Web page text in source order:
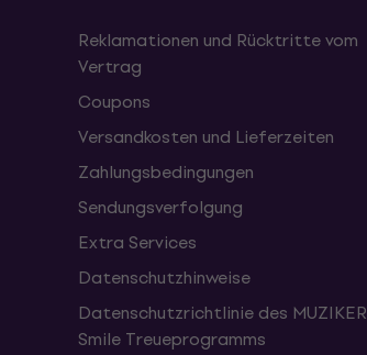
Reklamationen und Rücktritte vom
Vertrag
Coupons
Versandkosten und Lieferzeiten
Zahlungsbedingungen
Sendungsverfolgung
Extra Services
Datenschutzhinweise
Datenschutzrichtlinie des MUZIKER
Smile Treueprogramms